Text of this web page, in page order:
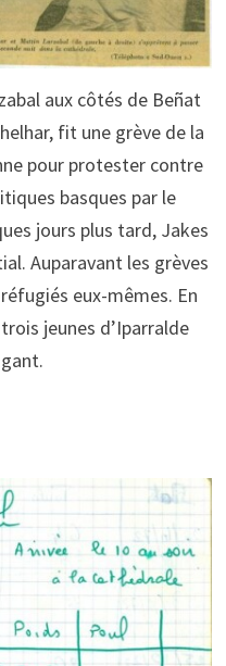
aux côtés de Beñat
fit une grève de la
pour protester contre
basques par le
jours plus tard, Jakes
Auparavant les grèves
eux-mêmes. En
jeunes d’Iparralde